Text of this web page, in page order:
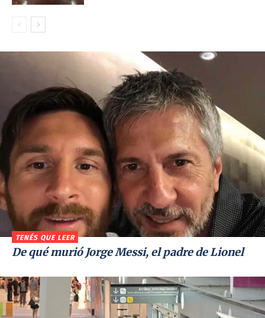
TENÉS QUE LEER
De qué murió Jorge Messi, el padre de Lionel